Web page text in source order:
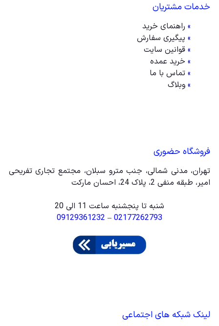
خدمات مشتریان
» راهنمای خرید
» پیگیری سفارش
» قوانین سایت
» خرید عمده
» تماس با ما
» وبلاگ
فروشگاه حضوری
تهران، مدنی شمالی، جنب مترو سبلان، مجتمع تجاری تفریحی
امیر، طبقه منفی 2، پلاک 24، احسان مارکت
شنبه تا پنجشنبه ساعت 11 الی 20
02177262793
–
09129361232
لینک شبکه های اجتماعی